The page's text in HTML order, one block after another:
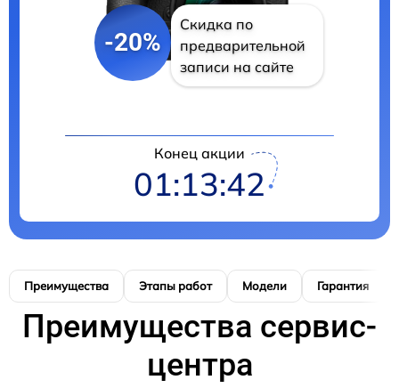
-20%
Скидка по
предварительной
записи на сайте
Конец акции
01:13:41
Преимущества Этапы работ Модели Гарантия
Преимущества сервис-
центра